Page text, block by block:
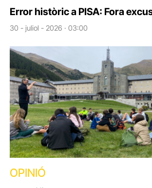
Error històric a PISA: Fora
30 - juliol - 2026 · 03:00
OPINIÓ